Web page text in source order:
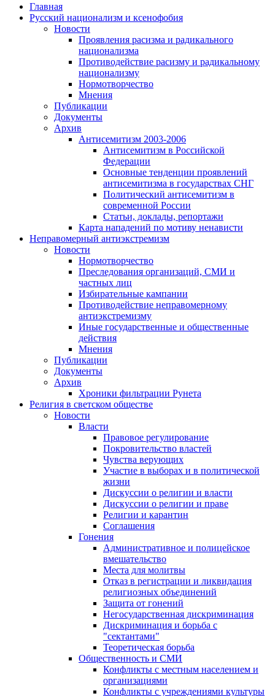
Главная
Русский национализм и ксенофобия
Новости
Проявления расизма и радикального
национализма
Противодействие расизму и радикальному
национализму
Нормотворчество
Мнения
Публикации
Документы
Архив
Антисемитизм 2003-2006
Антисемитизм в Российской
Федерации
Основные тенденции проявлений
антисемитизма в государствах СНГ
Политический антисемитизм в
современной России
Статьи, доклады, репортажи
Карта нападений по мотиву ненависти
Неправомерный антиэкстремизм
Новости
Нормотворчество
Преследования организаций, СМИ и
частных лиц
Избирательные кампании
Противодействие неправомерному
антиэкстремизму
Иные государственные и общественные
действия
Мнения
Публикации
Документы
Архив
Хроники фильтрации Рунета
Религия в светском обществе
Новости
Власти
Правовое регулирование
Покровительство властей
Чувства верующих
Участие в выборах и в политической
жизни
Дискуссии о религии и власти
Дискуссии о религии и праве
Религии и карантин
Соглашения
Гонения
Административное и полицейское
вмешательство
Места для молитвы
Отказ в регистрации и ликвидация
религиозных объединений
Защита от гонений
Негосударственная дискриминация
Дискриминация и борьба с
"сектантами"
Теоретическая борьба
Общественность и СМИ
Конфликты с местным населением и
организациями
Конфликты с учреждениями культуры